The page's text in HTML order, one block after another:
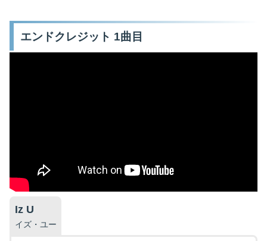
エンドクレジット 1曲目
Iz U
イズ・ユー
下記を選択して絞り込み検索もできます